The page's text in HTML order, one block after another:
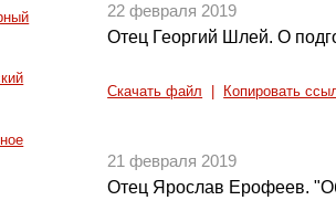
22 февраля 2019
Отец Георгий Шлей. О
Скачать файл Копировать
21 февраля 2019
Отец Ярослав Ерофеев.